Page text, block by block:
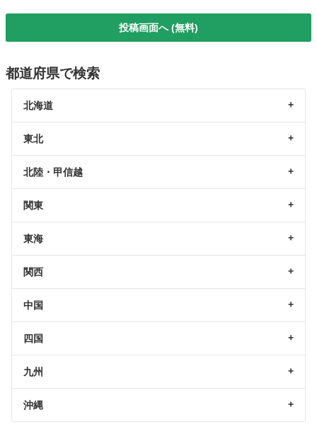
投稿画面へ (無料)
都道府県で検索
北海道
東北
北陸・甲信越
関東
東海
関西
中国
四国
九州
沖縄